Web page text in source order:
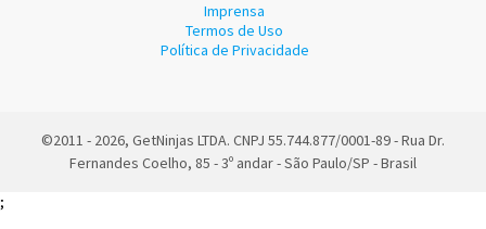
Imprensa
Termos de Uso
Política de Privacidade
©2011 - 2026, GetNinjas LTDA. CNPJ 55.744.877/0001-89 - Rua Dr.
Fernandes Coelho, 85 - 3º andar - São Paulo/SP - Brasil
;